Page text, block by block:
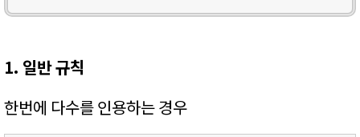
1. 일반 규칙
한번에 다수를 인용하는 경우